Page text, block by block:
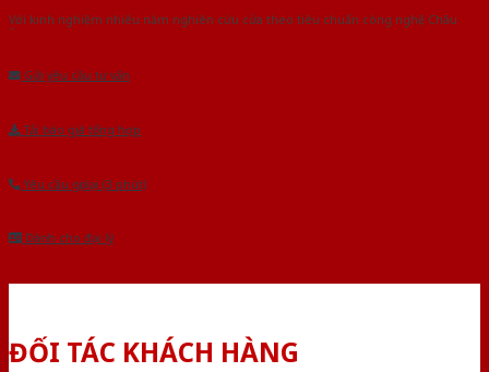
Với kinh nghiệm nhiêu năm nghiên cứu cửa theo tiêu chuẩn công nghệ Châu
Gửi yêu cầu tư vấn
Tải báo giá tổng hợp
Yêu cầu gọi lại (3 phút)
Dành cho đại lý
ĐỐI TÁC KHÁCH HÀNG